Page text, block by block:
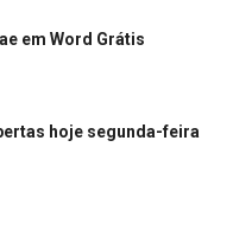
em Word Grátis
hoje segunda-feira